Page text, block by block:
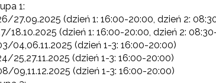
"Pilotażowe wdrożenie modułowych e-podręczników"
"Rozwój kompetencji dydaktycznych zintegrowanego
1:
27.09.2025 (dzień 1: 16:00-20:00, dzień 2:
18.10.2025 (dzień 1: 16:00-20:00, dzień 2:
04,06.11.2025 (dzień 1-3: 16:00-20:00)
25,27.11.2025 (dzień 1-3: 16:00-20:00)
09,11.12.2025 (dzień 1-3: 16:00-20:00)